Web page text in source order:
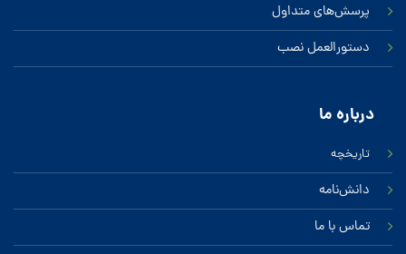
پرسش‌های متداول
دستورالعمل نصب
درباره ‌ما
تاریخچه
دانش‌نامه
تماس‌ با‌ ما